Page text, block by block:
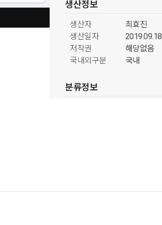
생산정보
생산자
최효진
생산일자
2019.09.18
저작권
해당없음
국내외구분
국내
분류정보
록관) 일반